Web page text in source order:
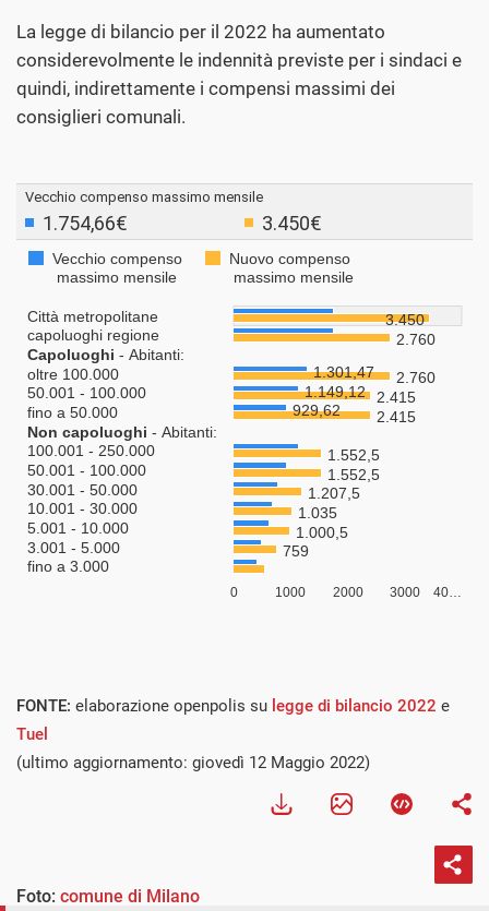
La legge di bilancio per il 2022 ha aumentato
considerevolmente le indennità previste per i sindaci e
quindi, indirettamente i compensi massimi dei
consiglieri comunali.
FONTE: elaborazione openpolis su legge di bilancio 2022 e
Tuel
(ultimo aggiornamento: giovedì 12 Maggio 2022)
Foto: comune di Milano